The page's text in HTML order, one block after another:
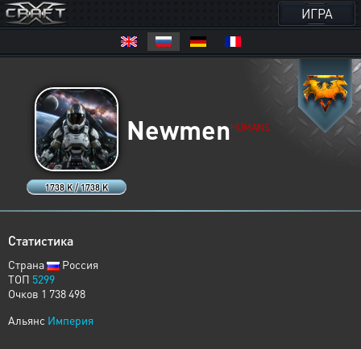
ИГРА
1738 K / 1738 K
NewmenHUMANS
Статистика
Страна
Россия
ТОП 5299
Очков 1 738 498
Альянс Империя